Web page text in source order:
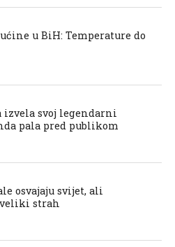
u BiH: Temperature do
izvela svoj legendarni
pala pred publikom
osvajaju svijet, ali
strah